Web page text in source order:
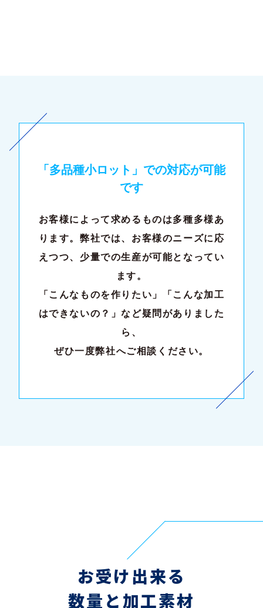
「多品種小ロット」での対応が可能
です
お客様によって求めるものは多種多様あ
ります。弊社では、お客様のニーズに応
えつつ、少量での生産が可能となってい
ます。
「こんなものを作りたい」「こんな加工
はできないの？」など疑問がありました
ら、
ぜひ一度弊社へご相談ください。
お受け出来る
数量と加工素材